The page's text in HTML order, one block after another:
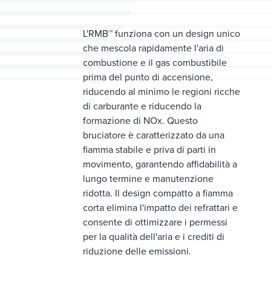
L'RMB™ funziona con un design unico
che mescola rapidamente l'aria di
combustione e il gas combustibile
prima del punto di accensione,
riducendo al minimo le regioni ricche
di carburante e riducendo la
formazione di NOx. Questo
bruciatore è caratterizzato da una
fiamma stabile e priva di parti in
movimento, garantendo affidabilità a
lungo termine e manutenzione
ridotta. Il design compatto a fiamma
corta elimina l'impatto dei refrattari e
consente di ottimizzare i permessi
per la qualità dell'aria e i crediti di
riduzione delle emissioni.